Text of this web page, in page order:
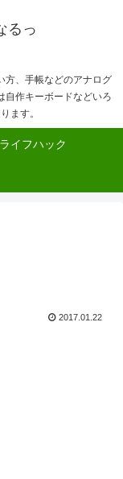
るっ
方、手帳などのアナログ
自作キーボードなどいろ
ます。
ライフハック
2017.01.22